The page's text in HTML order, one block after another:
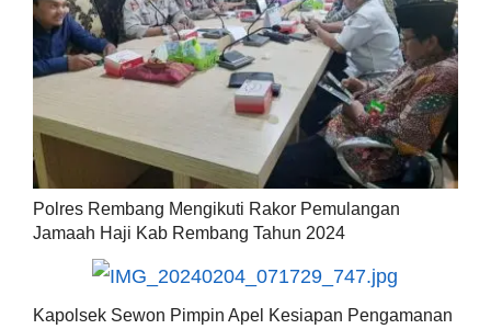
Polres Rembang Mengikuti Rakor Pemulangan
Jamaah Haji Kab Rembang Tahun 2024
Kapolsek Sewon Pimpin Apel Kesiapan Pengamanan